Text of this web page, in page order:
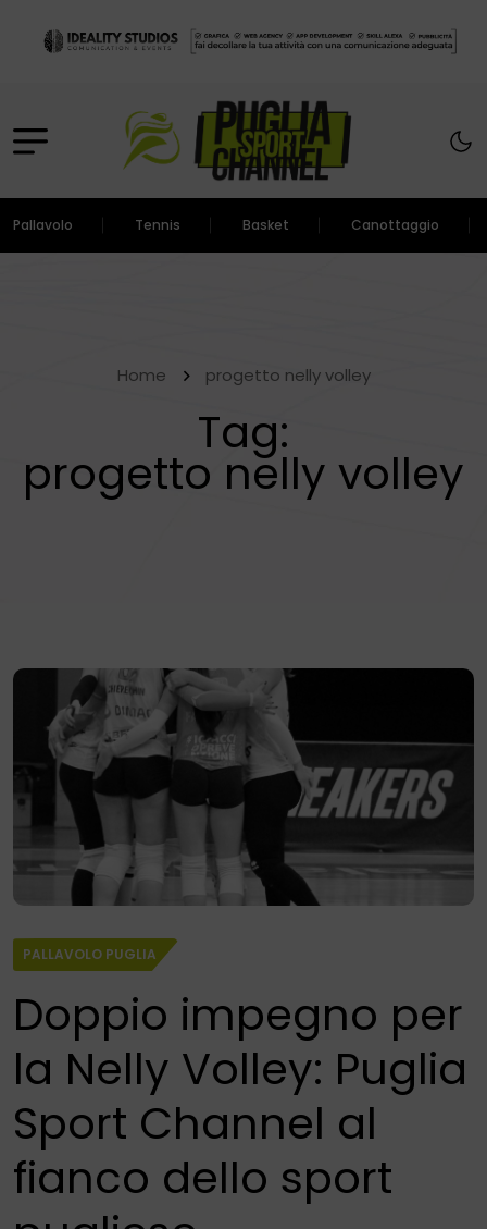
Pallavolo Tennis Basket Canottaggio
Home progetto nelly volley
Tag:
progetto nelly volley
PALLAVOLO PUGLIA
Doppio impegno per
la Nelly Volley: Puglia
Sport Channel al
fianco dello sport